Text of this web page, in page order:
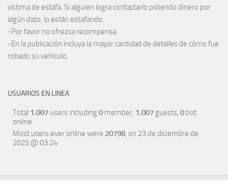
víctima de estafa. Si alguien logra contactarlo pidiendo dinero por
algún dato, lo están estafando.
-Por favor no ofrezca recompensa.
-En la publicación incluya la mayor cantidad de detalles de cómo fue
robado su vehículo.
USUARIOS EN LINEA
Total 1.007 users including0 member, 1.007 guests, 0 bot
online
Most users ever online were 20798, on 23 de diciembre de
2025 @ 03:24